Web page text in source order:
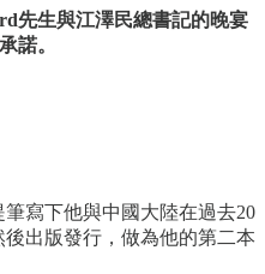
先生與江澤民總書記的晚宴
諾。
寫下他與中國大陸在過去20
出版發行，做為他的第二本